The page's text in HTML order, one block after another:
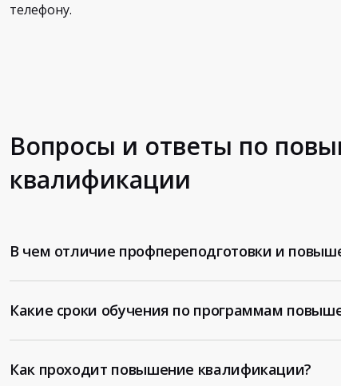
телефону.
Вопросы и ответы по
квалификации
В чем отличие профпереподготовки и
Какие сроки обучения по программам
Как проходит повышение квалификации?